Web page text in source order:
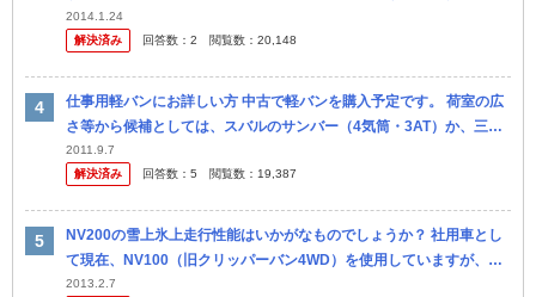
mm×1820mmのベニヤ板を積めるワゴン型の軽自動車はあり...
2014.1.24
解決済み
回答数： 2 閲覧数： 20,148
仕事用軽バンにお詳しい方 中古で軽バンを購入予定です。 荷室の広
さ等から候補としては、スバルのサンバー（4気筒・3AT）か、三菱
ミニキャブ（又は日産クリッパー）で3気筒・4ATが候補です。（A...
2011.9.7
解決済み
回答数： 5 閲覧数： 19,387
NV200の雪上氷上走行性能はいかがなものでしょうか？ 社用車とし
て現在、NV100（旧クリッパーバン4WD）を使用していますが、リ
ース満了が近いためNV200 or NV100のどちらかに変...
2013.2.7